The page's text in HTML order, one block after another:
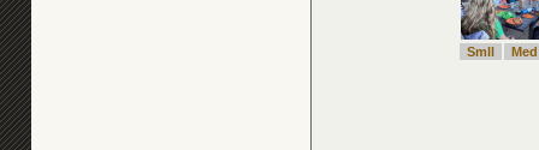
Smll Med